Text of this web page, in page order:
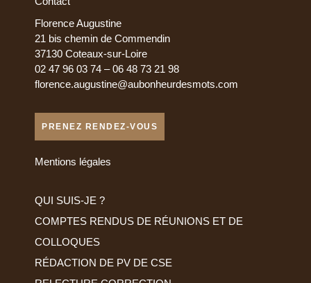
Florence Augustine
21 bis chemin de Commendin
37130 Coteaux-sur-Loire
02 47 96 03 74 – 06 48 73 21 98
florence.augustine@aubonheurdesmots.com
PRENEZ RENDEZ-VOUS
Mentions légales
QUI SUIS-JE ?
COMPTES RENDUS DE RÉUNIONS ET DE
COLLOQUES
RÉDACTION DE PV DE CSE